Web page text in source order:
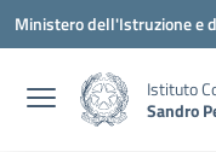
Vai ai contenuti
Vai al menu di navigazione
Vai al footer
Ministero dell'Istruzione e
Istituto
Sandro